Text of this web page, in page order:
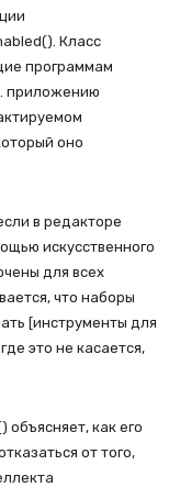
Класс
программам
приложению
оно
в редакторе
искусственного
для всех
что наборы
[инструменты для
это не касается,
объясняет, как его
от того,